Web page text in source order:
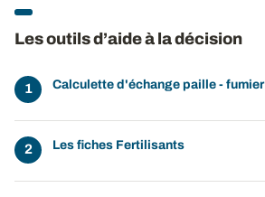
Les outils d’aide à la décision
Calculette d'échange paille - fumier
Les fiches Fertilisants